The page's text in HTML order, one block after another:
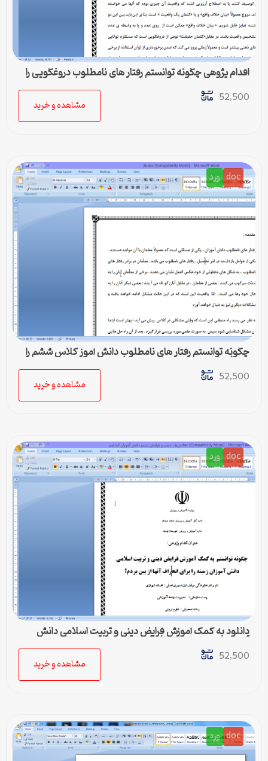
اقدام پژوهی چگونه توانستم رفتار های نامطلوب دروغگویی را
بهبود بخشم
52,500
مشاهده و خرید
doc ورد
چگونه توانستم رفتار های نامطلوب دانش آموز کلاس ششم را
برطرف نمايم
52,500
مشاهده و خرید
doc ورد
دانلود به کمک آموزش فرایض دینی و تربیت اسلامی دانش
آموزان زمینه را برای انحراف آنها از بین بردم
52,500
مشاهده و خرید
doc ورد